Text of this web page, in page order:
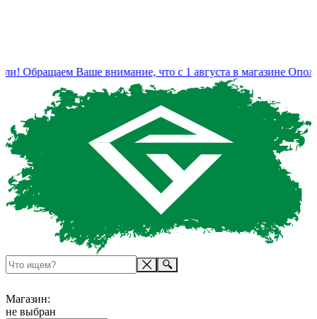
Обращаем Ваше внимание, что с 1 августа в магазине
Магазин:
не выбран